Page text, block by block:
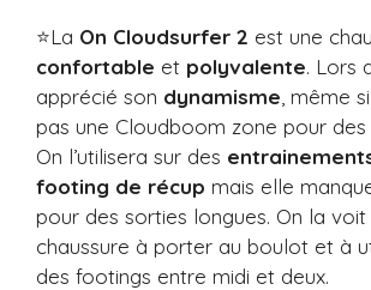
⭐La On Cloudsurfer 2 est une
confortable et polyvalente. Lors
apprécié son dynamisme , même
pas une Cloudboom zone pour
On l’utilisera sur des
footing de récup mais elle
pour des sorties longues. On la voit
chaussure à porter au boulot et à
des footings entre midi et deux.